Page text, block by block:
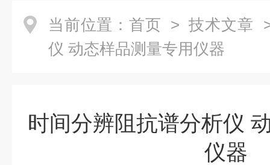
当前位置： 首页 > 技术文章
仪 动态样品测量专用仪器
时间分辨阻抗谱分析仪
仪器